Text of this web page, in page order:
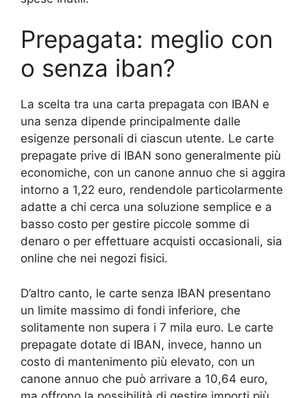
Prepagata: meglio con
o senza iban?
La scelta tra una carta prepagata con IBAN e
una senza dipende principalmente dalle
esigenze personali di ciascun utente. Le carte
prepagate prive di IBAN sono generalmente più
economiche, con un canone annuo che si aggira
intorno a 1,22 euro, rendendole particolarmente
adatte a chi cerca una soluzione semplice e a
basso costo per gestire piccole somme di
denaro o per effettuare acquisti occasionali, sia
online che nei negozi fisici.
D’altro canto, le carte senza IBAN presentano
un limite massimo di fondi inferiore, che
solitamente non supera i 7 mila euro. Le carte
prepagate dotate di IBAN, invece, hanno un
costo di mantenimento più elevato, con un
canone annuo che può arrivare a 10,64 euro,